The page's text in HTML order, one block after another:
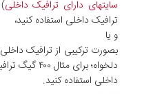
سایتهای دارای ترافیک داخلی
ترافیک داخلی استفاده کنید،
و یا
بصورت ترکیبی از ترافیک
داخلی استفاده کنید.